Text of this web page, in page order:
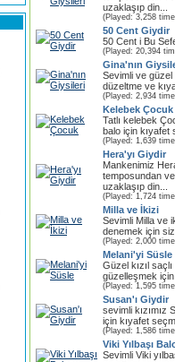
uzaklaşıp din...
(Played: 3,258
50 Cent Giydir
50 Cent i Bu
(Played: 20,394
Gina'nın
Sevimli ve güzel
düzeltme ve
(Played: 2,934
Kelebek Çocuk
Tatlı kelebek
balo için kıyafet
(Played: 1,639
Hera'yı Giydir
Mankenimiz
temposundan
uzaklaşıp din...
(Played: 1,724
Milla ve İkizi
Sevimli Milla ve
denemek için
(Played: 2,000
Melani'yi Süsle
Güzel kızıl
güzelleşmek
(Played: 1,595
Susan'ı Giydir
sevimli kızımız
için kıyafet
(Played: 1,586
Viki Yılbaşı
Sevimli Viki